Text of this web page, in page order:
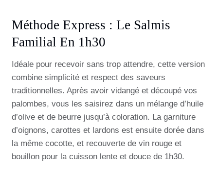
Méthode Express : Le Salmis
Familial En 1h30
Idéale pour recevoir sans trop attendre, cette version
combine simplicité et respect des saveurs
traditionnelles. Après avoir vidangé et découpé vos
palombes, vous les saisirez dans un mélange d’huile
d’olive et de beurre jusqu’à coloration. La garniture
d’oignons, carottes et lardons est ensuite dorée dans
la même cocotte, et recouverte de vin rouge et
bouillon pour la cuisson lente et douce de 1h30.